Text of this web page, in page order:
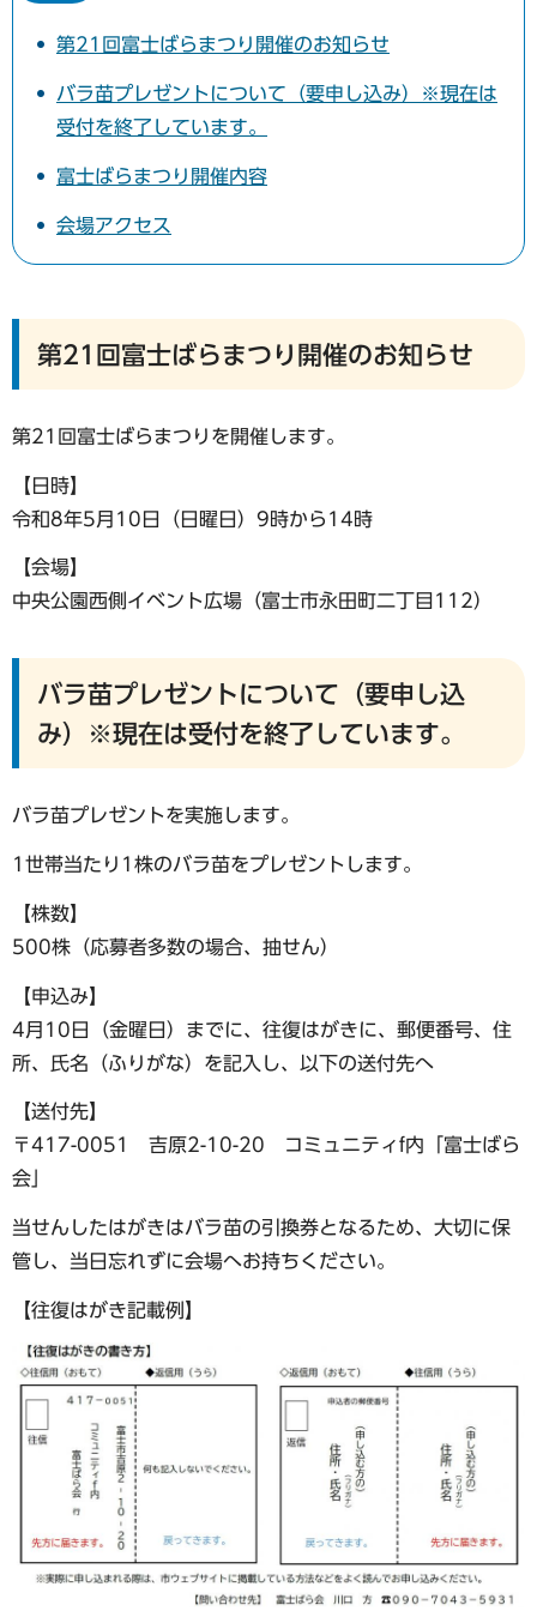
第21回富士ばらまつり開催のお知らせ
バラ苗プレゼントについて（要申し込み）※現在は
受付を終了しています。
富士ばらまつり開催内容
会場アクセス
第21回富士ばらまつり開催のお知らせ
第21回富士ばらまつりを開催します。
【日時】
令和8年5月10日（日曜日）9時から14時
【会場】
中央公園西側イベント広場（富士市永田町二丁目112）
バラ苗プレゼントについて（要申し込
み）※現在は受付を終了しています。
バラ苗プレゼントを実施します。
1世帯当たり1株のバラ苗をプレゼントします。
【株数】
500株（応募者多数の場合、抽せん）
【申込み】
4月10日（金曜日）までに、往復はがきに、郵便番号、住
所、氏名（ふりがな）を記入し、以下の送付先へ
【送付先】
〒417-0051 吉原2-10-20 コミュニティf内「富士ばら
会」
当せんしたはがきはバラ苗の引換券となるため、大切に保
管し、当日忘れずに会場へお持ちください。
【往復はがき記載例】